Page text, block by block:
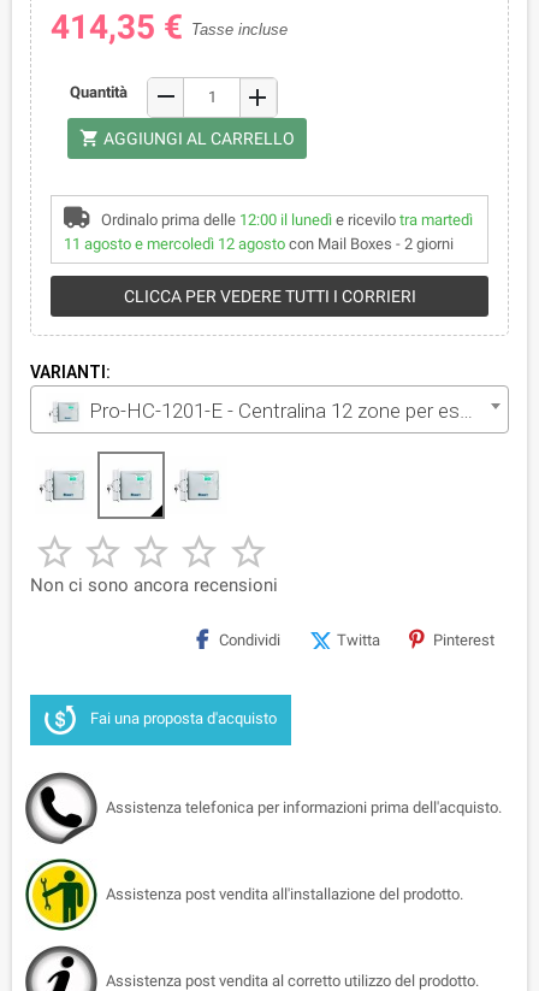
414,35 € Tasse incluse
Quantità remove add
shopping_cart AGGIUNGI AL CARRELLO
Ordinalo prima delle 12:00 il lunedìe ricevilo tra martedì
11 agosto e mercoledì 12 agosto con Mail Boxes - 2 giorni
CLICCA PER VEDERE TUTTI I CORRIERI
VARIANTI:
Pro-HC-1201-E - Centralina 12 zone per esterno
    
Non ci sono ancora recensioni
Condividi Twitta Pinterest
Fai una proposta d'acquisto
Assistenza telefonica per informazioni prima dell'acquisto.
Assistenza post vendita all'installazione del prodotto.
Assistenza post vendita al corretto utilizzo del prodotto.